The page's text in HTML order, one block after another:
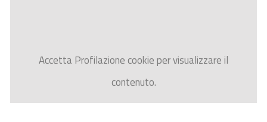
AccettaProfilazionecookie per visualizzare il
contenuto.